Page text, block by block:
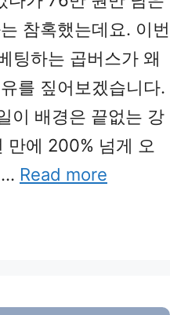
참혹했는데요. 이번
팅하는 곱버스가 왜
를 짚어보겠습니다.
이 배경은 끝없는 강
만에 200% 넘게 오
… Read more